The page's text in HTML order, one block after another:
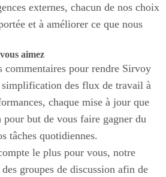
externes, chacun de nos choix
et à améliorer ce que nous
aimez
commentaires pour rendre Sirvoy
des flux de travail à
chaque mise à jour que
pour but de vous faire gagner du
tâches quotidiennes.
le plus pour vous, notre
groupes de discussion afin de